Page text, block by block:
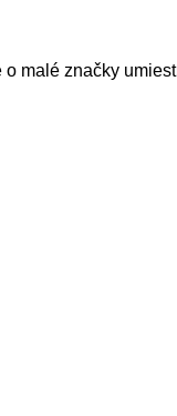
malé značky